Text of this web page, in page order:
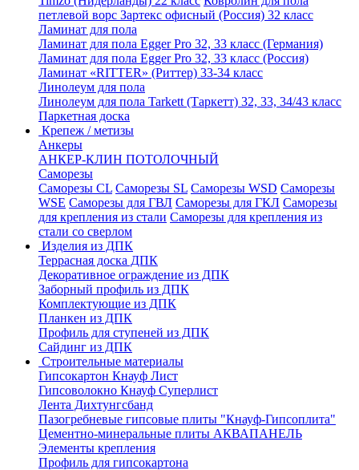
петлевой ворс Зартекс офисный (Россия) 32 класс
Ламинат для пола
Ламинат для пола Egger Pro 32, 33 класс (Германия)
Ламинат для пола Egger Pro 32, 33 класс (Россия)
Ламинат «RITTER» (Риттер) 33-34 класс
Линолеум для пола
Линолеум для пола Tarkett (Таркетт) 32, 33, 34/43 класс
Паркетная доска
Крепеж / метизы
Анкеры
АНКЕР-КЛИН ПОТОЛОЧНЫЙ
Саморезы
Саморезы CL Саморезы SL Саморезы WSD Саморезы
WSE Саморезы для ГВЛ Саморезы для ГКЛ Саморезы
для крепления из стали Саморезы для крепления из
стали со сверлом
Изделия из ДПК
Террасная доска ДПК
Декоративное ограждение из ДПК
Заборный профиль из ДПК
Комплектующие из ДПК
Планкен из ДПК
Профиль для ступеней из ДПК
Сайдинг из ДПК
Строительные материалы
Гипсокартон Кнауф Лист
Гипсоволокно Кнауф Суперлист
Лента Дихтунгсбанд
Пазогребневые гипсовые плиты "Кнауф-Гипсоплита"
Цементно-минеральные плиты АКВАПАНЕЛЬ
Элементы крепления
Профиль для гипсокартона